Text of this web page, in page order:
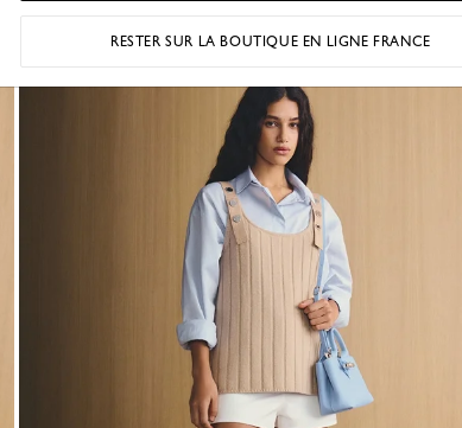
RESTER SUR LA BOUTIQUE EN LIGNE FRANCE